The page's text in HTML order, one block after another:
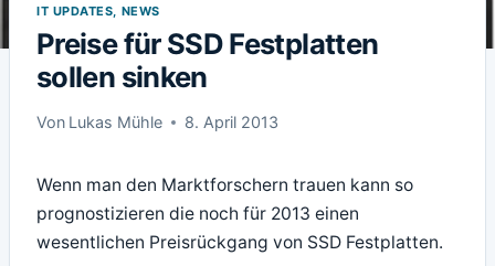
IT UPDATES, NEWS
Preise für SSD Festplatten
sollen sinken
Von Lukas Mühle 8. April 2013
Wenn man den Marktforschern trauen kann so
prognostizieren die noch für 2013 einen
wesentlichen Preisrückgang von SSD Festplatten.